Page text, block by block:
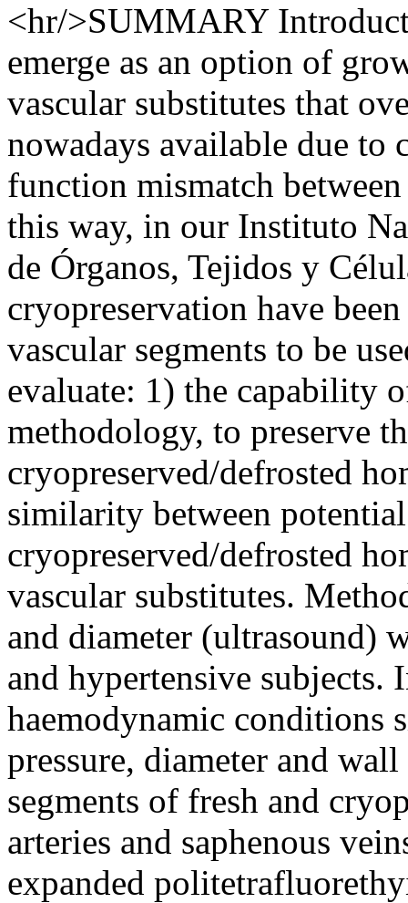
<hr/>SUMMARY
emerge as an option of
vascular substitutes that
nowadays available due
function mismatch
this way, in our Instituto
de Órganos, Tejidos y
cryopreservation have
vascular segments to be
evaluate: 1) the capability
methodology, to preserve
cryopreserved/defrosted
similarity between
cryopreserved/defrosted
vascular substitutes.
and diameter (ultrasound)
and hypertensive
haemodynamic conditions
pressure, diameter and
segments of fresh and
arteries and saphenous
expanded